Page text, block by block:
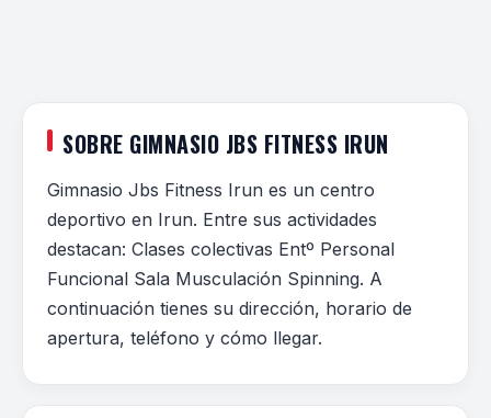
SOBRE GIMNASIO JBS FITNESS IRUN
Gimnasio Jbs Fitness Irun es un centro
deportivo en Irun. Entre sus actividades
destacan: Clases colectivas Entº Personal
Funcional Sala Musculación Spinning. A
continuación tienes su dirección, horario de
apertura, teléfono y cómo llegar.